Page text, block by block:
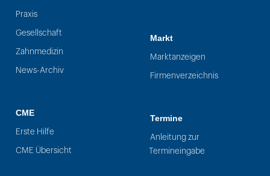
Praxis
Gesellschaft
Zahnmedizin
News-Archiv
CME
Erste Hilfe
CME Übersicht
Markt
Marktanzeigen
Firmenverzeichnis
Termine
Anleitung zur
Termineingabe